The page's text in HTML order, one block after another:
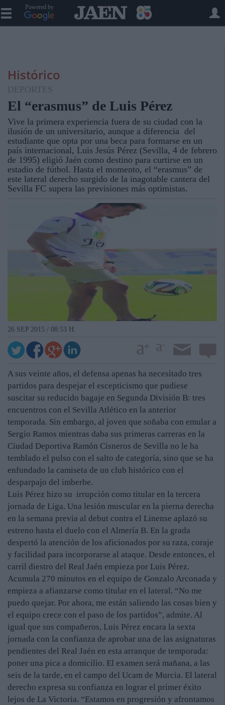
Powered by
Histórico
DEPORTES
El “erasmus” de Luis Pérez
Vive la primera experiencia fuera de su ciudad con la
ilusión de un universitario, aunque a diferencia del
estudiante que opta por una beca para formarse en un
país internacional, Luis Jesús Pérez (Sevilla, 4 de febrero
de 1995) eligió Jaén como destino para curtirse en un
estadio de fútbol. Hasta el momento, el “erasmus” de
este lateral derecho surgido de la inagotable cantera del
Sevilla FC supera las previsiones más optimistas.
26 SEP 2015 / 08:53 H.
A sus veinte años, el defensa apenas ha necesitado tres
partidos para despejar el escepticismo que pudiese
suscitar su reducido bagaje en Segunda División B: tres
encuentros con el Sevilla Atlético en la anterior
temporada. Sin embargo, al joven que soñaba con emular a
Sergio Ramos mientras daba sus primeras carreras en la
Ciudad Deportiva Ramón Cisneros de Sevilla no le ha
temblado el pulso con el salto de categoría, sino que se ha
enfundado la camiseta de un club histórico con el
desparpajo del imberbe.
Luis Pérez hizo su irrupción como titular en la tercera
jornada de Liga. Una lesión muscular en la pierna derecha
en la semana previa al debut contra el Linense aplazó su
estreno hasta el duelo con el Almería B. En la grada
despertó la atención de los aficionados por su raza, coraje
y facilidad para incorporarse al ataque. Desde entonces, el
carril diestro del Real Jaén empieza por Luis Pérez.
Acumula 270 minutos en el equipo de Gonzalo Arconada y
empieza a afianzarse como titular en el lateral. “No me
puedo quejar. Por ahora, me están saliendo las cosas bien y
el equipo crece con el paso de los partidos”, admite. Al
igual que sus compañeros, Luis Pérez encara la sexta
jornada con la confianza de aprobar una de las asignaturas
pendientes del Real Jaén en esta arranque de temporada:
poner una pica a domicilio. El examen será mañana, a las
seis de la tarde, en el campo del Ucam de Murcia. El lateral
derecho expresa su confianza en lograr el primer éxito
lejos de La Victoria. “Estamos en progresión y afrontamos